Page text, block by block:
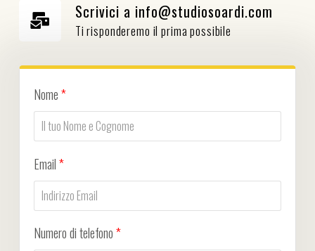
Scrivici a info@studiosoardi.com
Ti risponderemo il prima possibile
Nome*
Email*
Numero di telefono*